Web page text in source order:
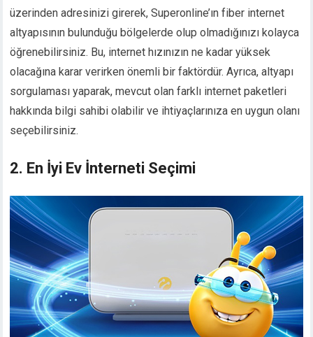
üzerinden adresinizi girerek, Superonline’ın fiber internet
altyapısının bulunduğu bölgelerde olup olmadığınızı kolayca
öğrenebilirsiniz. Bu, internet hızınızın ne kadar yüksek
olacağına karar verirken önemli bir faktördür. Ayrıca, altyapı
sorgulaması yaparak, mevcut olan farklı internet paketleri
hakkında bilgi sahibi olabilir ve ihtiyaçlarınıza en uygun olanı
seçebilirsiniz.
2. En İyi Ev İnterneti Seçimi